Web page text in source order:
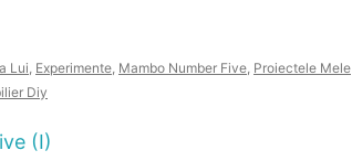
Lui, Experimente, Mambo Number Five, Proiectele Mele
Diy
(I)